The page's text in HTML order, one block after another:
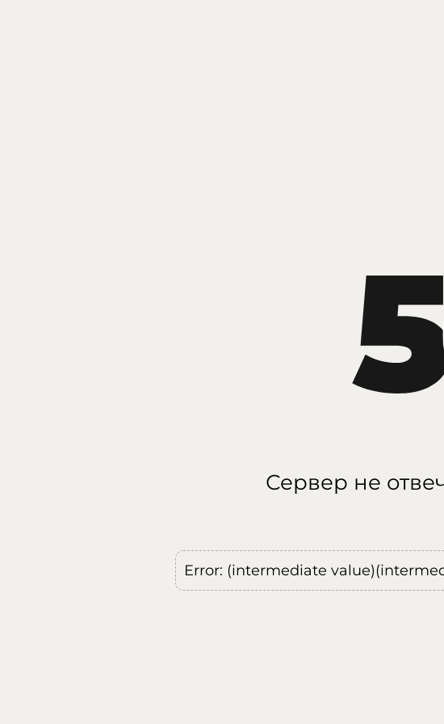
Сервер не
Error: (intermediate